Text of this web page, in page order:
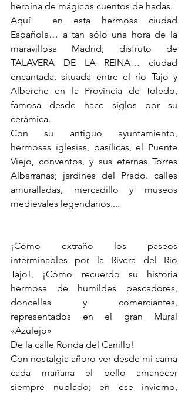
heroína de mágicos cuentos de hadas.
Aquí  en esta hermosa ciudad
Española… a tan sólo una hora de la
maravillosa Madrid; disfruto de
TALAVERA DE LA REINA… ciudad
encantada, situada entre el río Tajo y
Alberche en la Provincia de Toledo,
famosa desde hace siglos por su
cerámica.
Con su antiguo ayuntamiento,
hermosas iglesias, basílicas, el Puente
Viejo, conventos, y sus eternas Torres
Albarranas; jardines del Prado. calles
amuralladas, mercadillo y museos
medievales legendarios....
¡Cómo extraño los paseos
interminables por la Rivera del Río
Tajo!, ¡Cómo recuerdo su historia
hermosa de humildes pescadores,
doncellas y comerciantes,
representados en el gran Mural
«Azulejo»
De la calle Ronda del Canillo!
Con nostalgia añoro ver desde mi cama
cada mañana el bello amanecer
siempre nublado; en ese invierno,